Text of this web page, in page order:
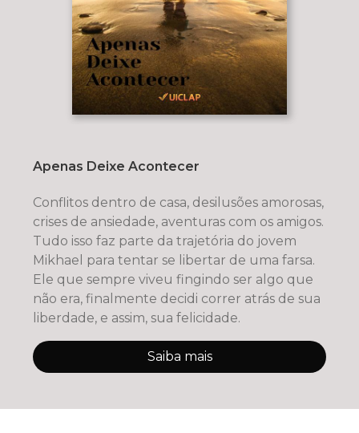
Apenas Deixe Acontecer
Conflitos dentro de casa, desilusões amorosas,
crises de ansiedade, aventuras com os amigos.
Tudo isso faz parte da trajetória do jovem
Mikhael para tentar se libertar de uma farsa.
Ele que sempre viveu fingindo ser algo que
não era, finalmente decidi correr atrás de sua
liberdade, e assim, sua felicidade.
Saiba mais